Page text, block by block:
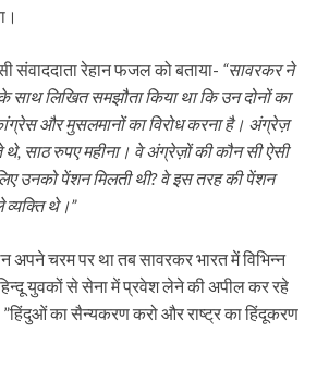
संवाददाता रेहान फजल को बताया- “सावरकर ने
साथ लिखित समझौता किया था कि उन दोनों का
और मुसलमानों का विरोध करना है। अंग्रेज़
साठ रुपए महीना। वे अंग्रेज़ों की कौन सी ऐसी
उनको पेंशन मिलती थी? वे इस तरह की पेंशन
थे।”
अपने चरम पर था तब सावरकर भारत में विभिन्न
युवकों से सेना में प्रवेश लेने की अपील कर रहे
”हिंदुओं का सैन्यकरण करो और राष्ट्र का हिंदूकरण